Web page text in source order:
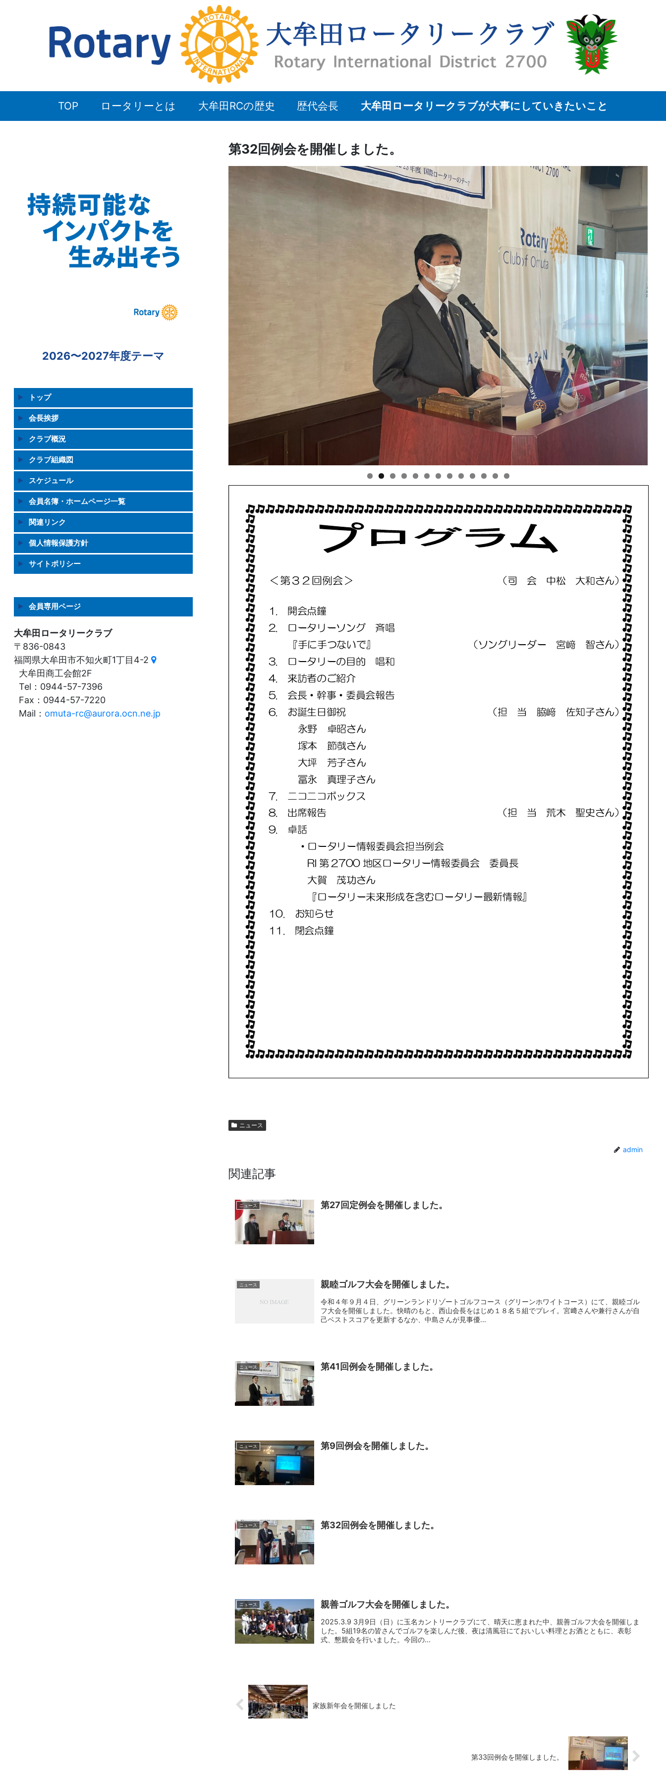
TOP ロータリーとは 大牟田RCの歴史 歴代会長 大牟田ロータリークラブが大事にしていきたいこと
第32回例会を開催しました。
ニュース
admin
関連記事
ニュース 第27回定例会を開催しました。
ニュース 親睦ゴルフ大会を開催しました。
令和４年９月４日、グリーンランドリゾートゴルフコース（グリーンホワイトコース）にて、親睦ゴル
フ大会を開催しました。快晴のもと、西山会長をはじめ１８名５組でプレイ。宮﨑さんや兼行さんが自
己ベストスコアを更新するなか、中島さんが見事優...
ニュース 第41回例会を開催しました。
ニュース 第9回例会を開催しました。
ニュース 第32回例会を開催しました。
ニュース 親善ゴルフ大会を開催しました。
2025.3.9 3月9日（日）に玉名カントリークラブにて、晴天に恵まれた中、親善ゴルフ大会を開催しま
した。5組19名の皆さんでゴルフを楽しんだ後、夜は清風荘にておいしい料理とお酒とともに、表彰
式、懇親会を行いました。今回の...
家族新年会を開催しました
第33回例会を開催しました。
2026〜2027年度テーマ
トップ
会長挨拶
クラブ概況
クラブ組織図
スケジュール
会員名簿・ホームページ一覧
関連リンク
個人情報保護方針
サイトポリシー
会員専用ページ
大牟田ロータリークラブ
〒836-0843
福岡県大牟田市不知火町1丁目4-2
大牟田商工会館2F
Tel：0944-57-7396
Fax：0944-57-7220
Mail： omuta-rc@aurora.ocn.ne.jp